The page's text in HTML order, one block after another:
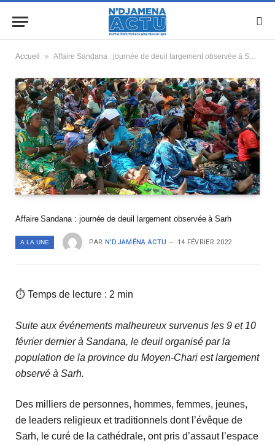
Accueil » Affaire Sandana : journée de deuil largement observée à Sarh
Affaire Sandana : journée de deuil largement observée à Sarh
A LA UNE PAR N'DJAMÉNA ACTU 14 FÉVRIER 2022
⏱ Temps de lecture : 2 min
Suite aux événements malheureux survenus les 9 et 10
février dernier à Sandana, le deuil organisé par la
population de la province du Moyen-Chari est largement
observé à Sarh.
Des milliers de personnes, hommes, femmes, jeunes,
de leaders religieux et traditionnels dont l’évêque de
Sarh, le curé de la cathédrale, ont pris d’assaut l’espace